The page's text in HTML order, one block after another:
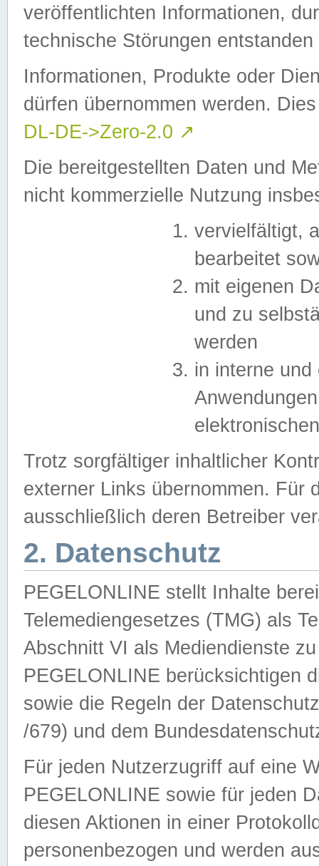
veröffentlichten Informationen,
technische Störungen
Informationen, Produkte oder
dürfen übernommen werden.
DL-DE->Zero-2.0 ↗
Die bereitgestellten Daten und
nicht kommerzielle Nutzung
vervielfältigt,
bearbeitet
mit eigenen
und zu
werden
in interne
Trotz sorgfältiger inhaltlicher
externer Links übernommen. Für
ausschließlich deren Betreiber
2. Datenschutz
PEGELONLINE stellt Inhalte
Telemediengesetzes (TMG) als
Abschnitt VI als Mediendienste
PEGELONLINE berücksichtigen
sowie die Regeln der
/679) und dem
Für jeden Nutzerzugriff auf eine
PEGELONLINE sowie für jeden
diesen Aktionen in einer
personenbezogen und werden